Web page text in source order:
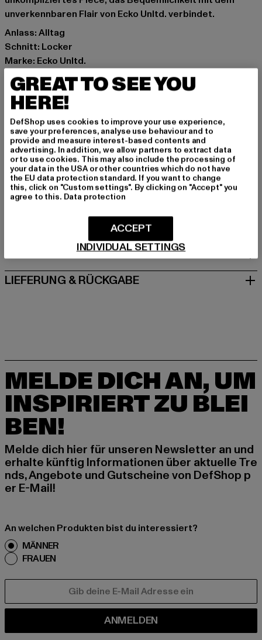
unverkennbaren Flair von Ecko Unltd. verbindet.
Anlass: Alltag
Schnitt: Locker
Marke: Ecko Unltd.
Kat.: Shorts
Farbe: weiß
Hersteller Farbe: brightwhite
Materialzusammensetzung: 100% Baumwolle
Art.Nr: ECKOSH1048-21363
Hersteller: TB International GmbH |info@tbint.de
Dr.-Robert-Murjahn-Straße 7 | 64372 Ober-Ramstadt |
DE
GRÖSSE & PASSFORM
PFLEGEHINWEISE
LIEFERUNG & RÜCKGABE
MELDE DICH AN, UM
INSPIRIERT ZU BLEI
BEN!
Melde dich hier für unseren Newsletter an und
erhalte künftig Informationen über aktuelle Tre
nds, Angebote und Gutscheine von DefShop p
er E-Mail!
An welchen Produkten bist du interessiert?
MÄNNER
FRAUEN
ANMELDEN
GREAT TO SEE YOU
HERE!
DefShop uses cookies to improve your use experience,
save your preferences, analyse use behaviour and to
provide and measure interest-based contents and
advertising. In addition, we allow partners to extract data
or to use cookies. This may also include the processing of
your data in the USA or other countries which do not have
the EU data protection standard. If you want to change
this, click on "Custom settings". By clicking on "Accept" you
agree to this. Data protection
INDIVIDUAL SETTINGS
ACCEPT